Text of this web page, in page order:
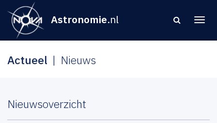
Astronomie.nl
Actueel Nieuws
Nieuwsoverzicht